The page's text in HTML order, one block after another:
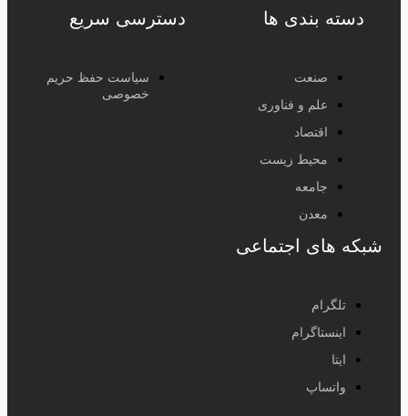
دسته بندی ها
صنعت
علم و فناوری
اقتصاد
محیط زیست
جامعه
معدن
دسترسی سریع
سیاست حفظ حریم
خصوصی
شبکه های اجتماعی
تلگرام
اینستاگرام
ایتا
واتساپ